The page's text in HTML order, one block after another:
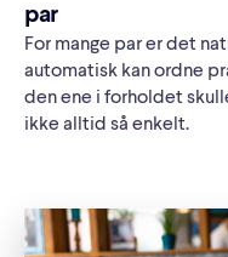
par
For mange par er det
automatisk kan ordne
den ene i forholdet
ikke alltid så enkelt.